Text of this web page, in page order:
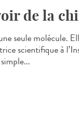
de la
seule molécule.
scientifique à